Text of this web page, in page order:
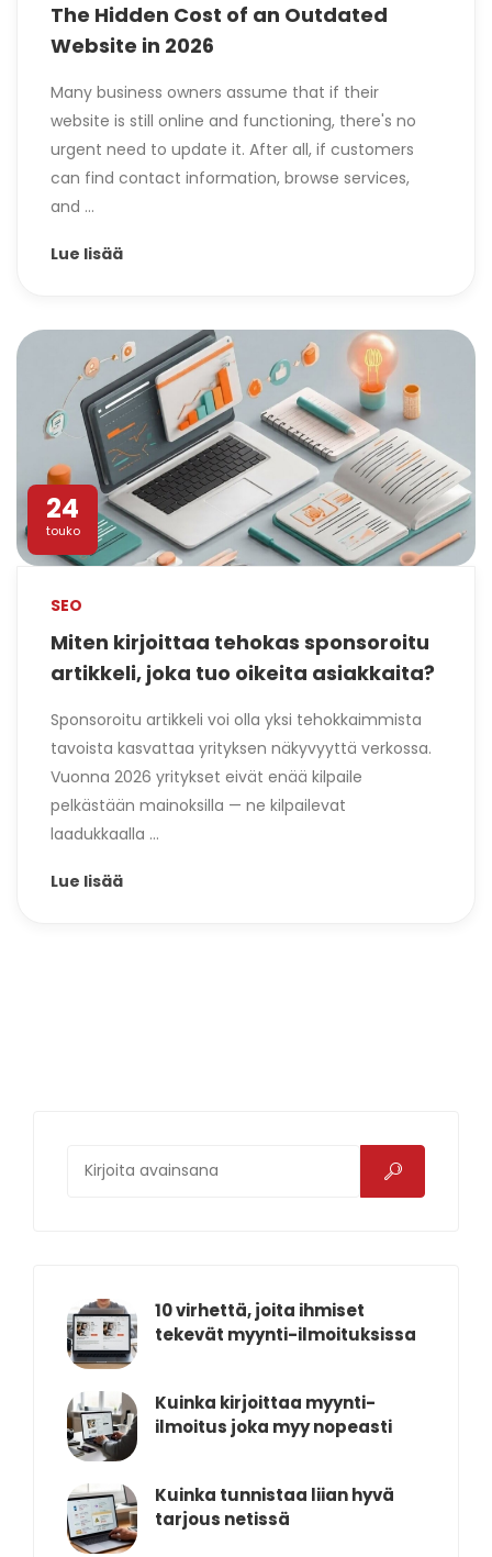
The Hidden Cost of an Outdated
Website in 2026
Many business owners assume that if their
website is still online and functioning, there's no
urgent need to update it. After all, if customers
can find contact information, browse services,
and ...
Lue lisää
24
touko
SEO
Miten kirjoittaa tehokas sponsoroitu
artikkeli, joka tuo oikeita asiakkaita?
Sponsoroitu artikkeli voi olla yksi tehokkaimmista
tavoista kasvattaa yrityksen näkyvyyttä verkossa.
Vuonna 2026 yritykset eivät enää kilpaile
pelkästään mainoksilla — ne kilpailevat
laadukkaalla ...
Lue lisää
10 virhettä, joita ihmiset
tekevät myynti-ilmoituksissa
Kuinka kirjoittaa myynti-
ilmoitus joka myy nopeasti
Kuinka tunnistaa liian hyvä
tarjous netissä